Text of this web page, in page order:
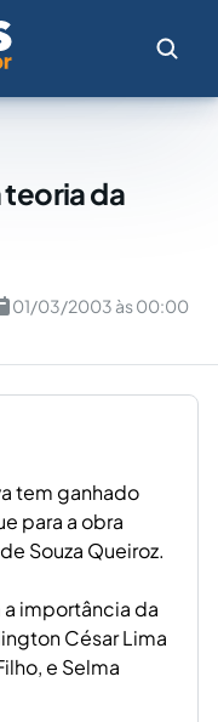
teoria da
01/03/2003 às 00:00
tem ganhado
para a obra
Souza Queiroz.
importância da
César Lima
e Selma